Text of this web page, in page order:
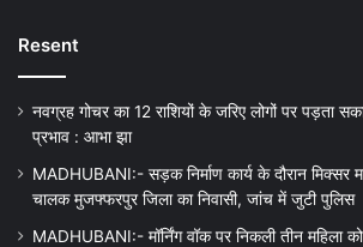
Resent
नवग्रह गोचर का 12 राशियों के जरिए लोगों पर पड़ता
प्रभाव : आभा झा
MADHUBANI:- सड़क निर्माण कार्य के दौरान मिक्सर
चालक मुजफ्फरपुर जिला का निवासी, जांच में जुटी पुलिस
MADHUBANI:- मॉर्निंग वॉक पर निकली तीन महिला को